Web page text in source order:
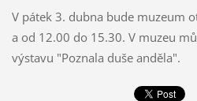
V pátek 3. dubna bude muzeum
a od 12.00 do 15.30. V muzeu
výstavu "Poznala duše anděla".